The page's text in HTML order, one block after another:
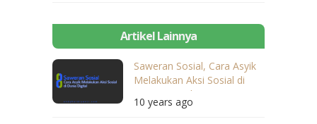
Artikel Lainnya
Saweran Sosial, Cara Asyik
Melakukan Aksi Sosial di
Dunia Digital
10 years ago